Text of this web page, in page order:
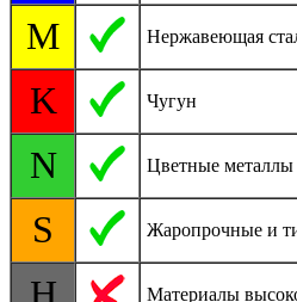
M Нержавеющая
K Чугун
N Цветные металлы
S Жаропрочные и
Материалы